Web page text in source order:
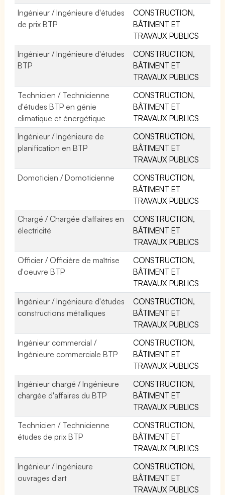
Ingénieur / Ingénieure d'études
de prix BTP
CONSTRUCTION,
BÂTIMENT ET
TRAVAUX PUBLICS
Ingénieur / Ingénieure d'études
BTP
CONSTRUCTION,
BÂTIMENT ET
TRAVAUX PUBLICS
Technicien / Technicienne
d'études BTP en génie
climatique et énergétique
CONSTRUCTION,
BÂTIMENT ET
TRAVAUX PUBLICS
Ingénieur / Ingénieure de
planification en BTP
CONSTRUCTION,
BÂTIMENT ET
TRAVAUX PUBLICS
Domoticien / Domoticienne
CONSTRUCTION,
BÂTIMENT ET
TRAVAUX PUBLICS
Chargé / Chargée d'affaires en
électricité
CONSTRUCTION,
BÂTIMENT ET
TRAVAUX PUBLICS
Officier / Officière de maîtrise
d'oeuvre BTP
CONSTRUCTION,
BÂTIMENT ET
TRAVAUX PUBLICS
Ingénieur / Ingénieure d'études
constructions métalliques
CONSTRUCTION,
BÂTIMENT ET
TRAVAUX PUBLICS
Ingénieur commercial /
Ingénieure commerciale BTP
CONSTRUCTION,
BÂTIMENT ET
TRAVAUX PUBLICS
Ingénieur chargé / Ingénieure
chargée d'affaires du BTP
CONSTRUCTION,
BÂTIMENT ET
TRAVAUX PUBLICS
Technicien / Technicienne
études de prix BTP
CONSTRUCTION,
BÂTIMENT ET
TRAVAUX PUBLICS
Ingénieur / Ingénieure
ouvrages d'art
CONSTRUCTION,
BÂTIMENT ET
TRAVAUX PUBLICS